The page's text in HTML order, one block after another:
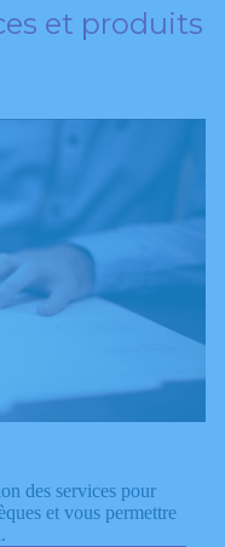
et produits
des services pour
et vous permettre